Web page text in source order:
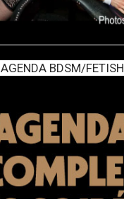
AGENDA BDSM/FETISH